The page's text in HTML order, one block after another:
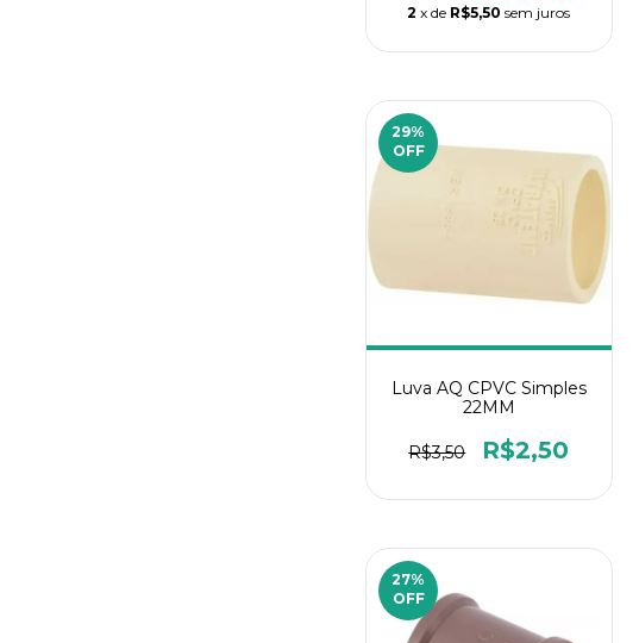
2 x de R$5,50 sem juros
29%
OFF
Luva AQ CPVC Simples
22MM
R$3,50 R$2,50
27%
OFF